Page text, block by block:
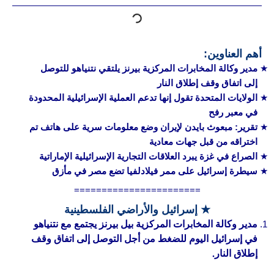
أهم العناوين:
مدير وكالة المخابرات المركزية بيرنز يلتقي نتنياهو للتوصل
إلى اتفاق وقف إطلاق النار
الولايات المتحدة تقول إنها تدعم العملية الإسرائيلية المحدودة
في معبر رفح
تقرير: مبعوث بايدن لإيران وضع معلومات سرية على هاتف تم
اختراقه من قبل جهات معادية
الصراع في غزة يبرد العلاقات التجارية الإسرائيلية الإماراتية
سيطرة إسرائيل على ممر فيلادلفيا تضع مصر في مأزق
=======================
★ إسرائيل والأراضي الفلسطينية
مدير وكالة المخابرات المركزية بيل بيرنز يجتمع مع نتنياهو
في إسرائيل اليوم للضغط من أجل التوصل إلى اتفاق وقف
إطلاق النار.